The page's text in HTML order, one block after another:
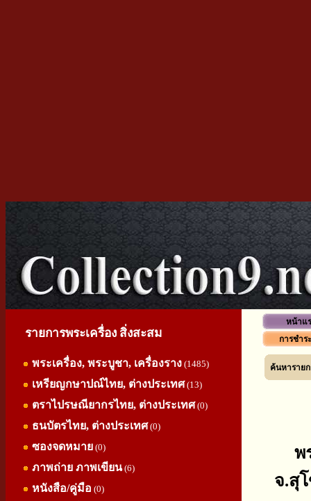
รายการพระเครื่อง สิ่งสะสม
พระเครื่อง, พระบูชา, เครื่องราง (1485)
เหรียญกษาปณ์ไทย, ต่างประเทศ(13)
ตราไปรษณียากรไทย, ต่างประเทศ(0)
ธนบัตรไทย, ต่างประเทศ(0)
ซองจดหมาย (0)
ภาพถ่าย ภาพเขียน(6)
หนังสือ/คู่มือ (0)
หน้าแ
การชำร
ค้นหารายก
พ
จ.สุ